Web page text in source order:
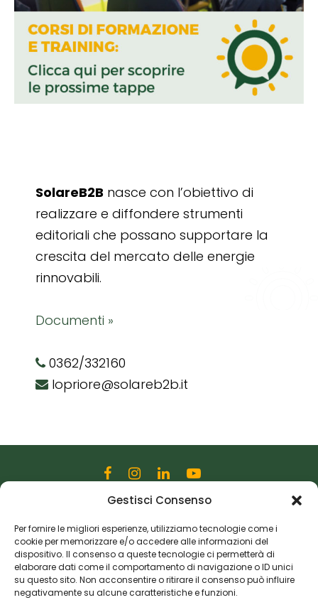
Gestisci Consenso
Per fornire le migliori esperienze, utilizziamo tecnologie come i
cookie per memorizzare e/o accedere alle informazioni del
dispositivo. Il consenso a queste tecnologie ci permetterà di
elaborare dati come il comportamento di navigazione o ID unici
su questo sito. Non acconsentire o ritirare il consenso può influire
negativamente su alcune caratteristiche e funzioni.
SolareB2B nasce con l’obiettivo di
realizzare e diffondere strumenti
editoriali che possano supportare la
crescita del mercato delle energie
rinnovabili.
Documenti »
0362/332160
lopriore@solareb2b.it
Via Martiri della Libertà, 28
20833 Giussano (MB)
P.I. 06982770965
Privacy Policy